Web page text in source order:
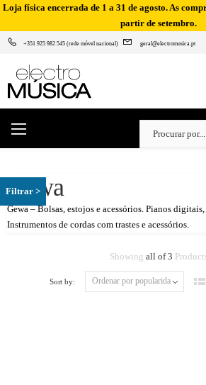
Loja física encerrada de 1 a 31 de agosto. As
partir de setembro.
+351 925 982 545 (rede móvel nacional) geral@electromusica.pt
Gewa
Gewa – Bolsas, estojos e acessórios. Pianos
Instrumentos de cordas com trastes e acessórios.
Showing all of 3
Sort by: